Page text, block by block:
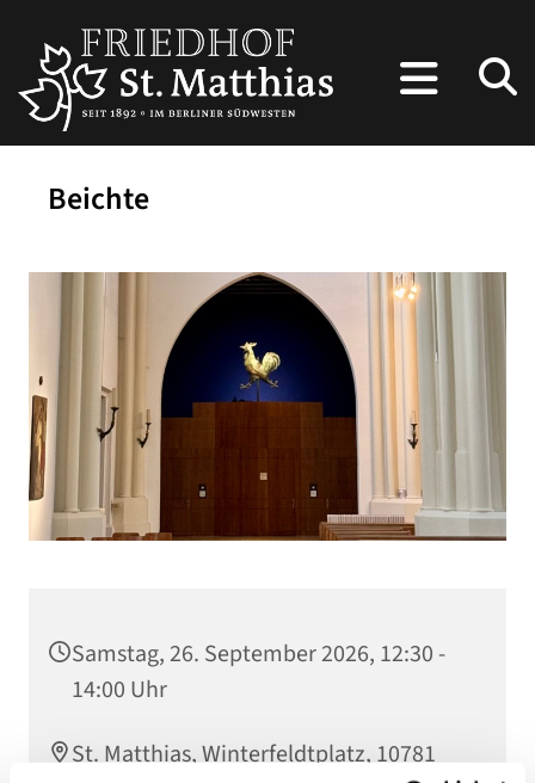
Beichte
Samstag, 26. September 2026, 12:30 -
14:00 Uhr
St. Matthias, Winterfeldtplatz, 10781